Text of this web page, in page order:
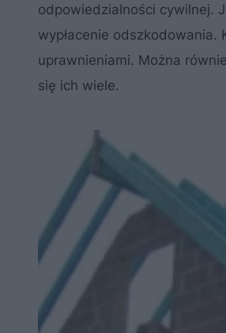
odpowiedzialności cywilnej.
wypłacenie
uprawnieniami. Można
się ich wiele.